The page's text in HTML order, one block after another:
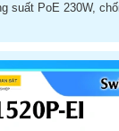
suất PoE 230W,